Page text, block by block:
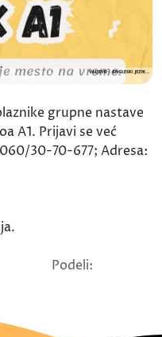
grupne nastave
A1. Prijavi se već
30-70-677; Adresa:
Podeli: